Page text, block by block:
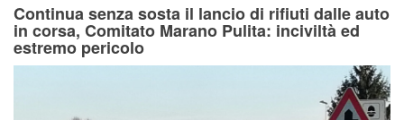
Continua senza sosta il lancio di rifiuti dalle auto
in corsa, Comitato Marano Pulita: inciviltà ed
estremo pericolo